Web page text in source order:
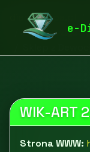
e-
diamentspa.pl
Handel i
WIK-ART
Strona WWW: